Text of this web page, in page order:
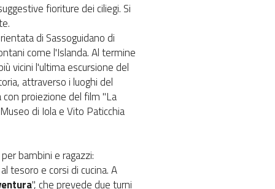
fioriture dei ciliegi. Si
di Sassoguidano di
come l'Islanda. Al termine
vicini l'ultima escursione del
attraverso i luoghi del
proiezione del film "La
di Iola e Vito Paticchia
per bambini e ragazzi:
tesoro e corsi di cucina. A
", che prevede due turni